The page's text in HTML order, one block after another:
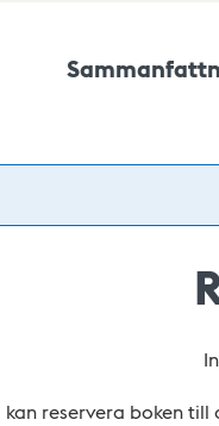
kan reservera boken